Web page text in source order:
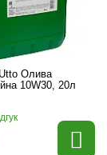
Олива
10W30, 20л